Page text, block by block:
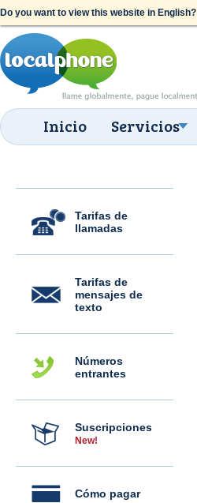
Do you want to view this website in English?
Inicio Servicios
Tarifas de
llamadas
Tarifas de
mensajes de
texto
Números
entrantes
Suscripciones
New!
Cómo pagar